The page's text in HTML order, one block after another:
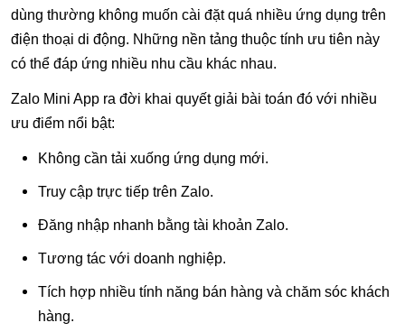
dùng thường không muốn cài đặt quá nhiều ứng dụng trên
điện thoại di động. Những nền tảng thuộc tính ưu tiên này
có thể đáp ứng nhiều nhu cầu khác nhau.
Zalo Mini App ra đời khai quyết giải bài toán đó với nhiều
ưu điểm nổi bật:
Không cần tải xuống ứng dụng mới.
Truy cập trực tiếp trên Zalo.
Đăng nhập nhanh bằng tài khoản Zalo.
Tương tác với doanh nghiệp.
Tích hợp nhiều tính năng bán hàng và chăm sóc khách
hàng.